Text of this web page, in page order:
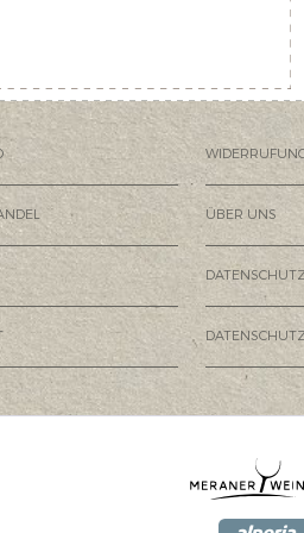
ÜBER UNS